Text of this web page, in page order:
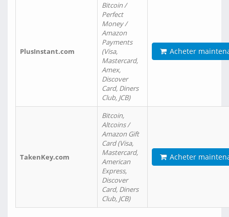
PlusInstant.com
Bitcoin /
Perfect
Money /
Amazon
Payments
(Visa,
Mastercard,
Amex,
Discover
Card, Diners
Club, JCB)
Acheter
TakenKey.com
Bitcoin,
Altcoins /
Amazon Gift
Card (Visa,
Mastercard,
American
Express,
Discover
Card, Diners
Club, JCB)
Acheter